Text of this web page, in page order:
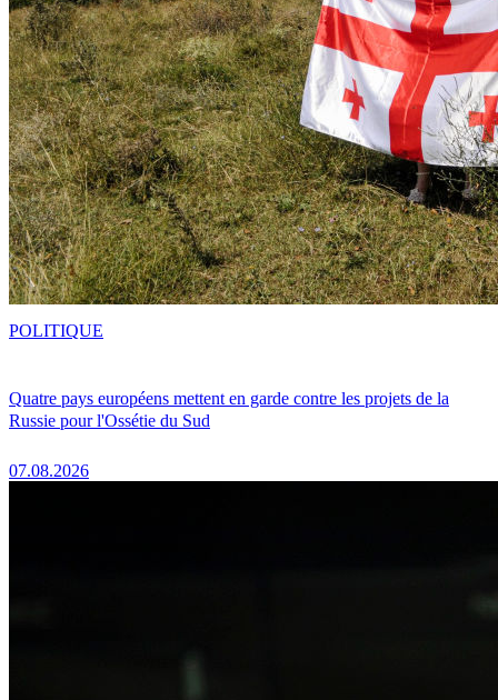
Quatre pays européens mettent en garde contre les projets de la
Russie pour l'Ossétie du Sud
07.08.2026
POLITIQUE